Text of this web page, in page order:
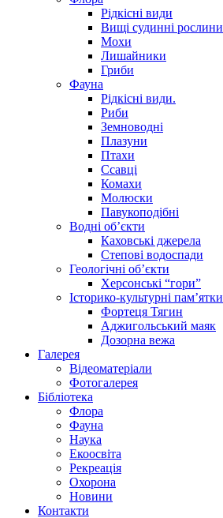
Рідкісні види
Вищі судинні рослини
Мохи
Лишайники
Гриби
Фауна
Рідкісні види.
Риби
Земноводні
Плазуни
Птахи
Ссавці
Комахи
Молюски
Павукоподібні
Водні об’єкти
Каховські джерела
Степові водоспади
Геологічні об’єкти
Херсонські “гори”
Історико-культурні пам’ятки
Фортеця Тягин
Аджигольський маяк
Дозорна вежа
Галерея
Відеоматеріали
Фотогалерея
Бібліотека
Флора
Фауна
Наука
Екоосвіта
Рекреація
Охорона
Новини
Контакти